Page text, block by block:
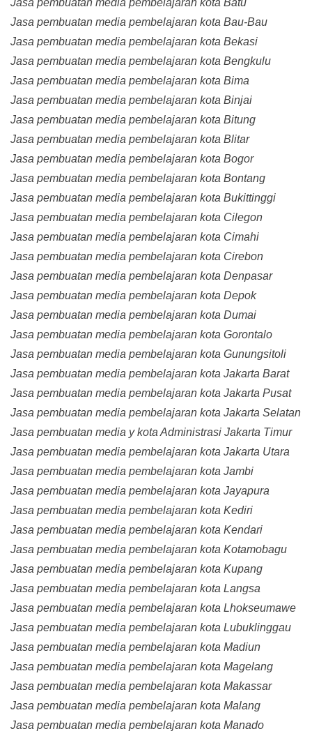
Jasa pembuatan media pembelajaran kota Batu
Jasa pembuatan media pembelajaran kota Bau-Bau
Jasa pembuatan media pembelajaran kota Bekasi
Jasa pembuatan media pembelajaran kota Bengkulu
Jasa pembuatan media pembelajaran kota Bima
Jasa pembuatan media pembelajaran kota Binjai
Jasa pembuatan media pembelajaran kota Bitung
Jasa pembuatan media pembelajaran kota Blitar
Jasa pembuatan media pembelajaran kota Bogor
Jasa pembuatan media pembelajaran kota Bontang
Jasa pembuatan media pembelajaran kota Bukittinggi
Jasa pembuatan media pembelajaran kota Cilegon
Jasa pembuatan media pembelajaran kota Cimahi
Jasa pembuatan media pembelajaran kota Cirebon
Jasa pembuatan media pembelajaran kota Denpasar
Jasa pembuatan media pembelajaran kota Depok
Jasa pembuatan media pembelajaran kota Dumai
Jasa pembuatan media pembelajaran kota Gorontalo
Jasa pembuatan media pembelajaran kota Gunungsitoli
Jasa pembuatan media pembelajaran kota Jakarta Barat
Jasa pembuatan media pembelajaran kota Jakarta Pusat
Jasa pembuatan media pembelajaran kota Jakarta Selatan
Jasa pembuatan media y kota Administrasi Jakarta Timur
Jasa pembuatan media pembelajaran kota Jakarta Utara
Jasa pembuatan media pembelajaran kota Jambi
Jasa pembuatan media pembelajaran kota Jayapura
Jasa pembuatan media pembelajaran kota Kediri
Jasa pembuatan media pembelajaran kota Kendari
Jasa pembuatan media pembelajaran kota Kotamobagu
Jasa pembuatan media pembelajaran kota Kupang
Jasa pembuatan media pembelajaran kota Langsa
Jasa pembuatan media pembelajaran kota Lhokseumawe
Jasa pembuatan media pembelajaran kota Lubuklinggau
Jasa pembuatan media pembelajaran kota Madiun
Jasa pembuatan media pembelajaran kota Magelang
Jasa pembuatan media pembelajaran kota Makassar
Jasa pembuatan media pembelajaran kota Malang
Jasa pembuatan media pembelajaran kota Manado